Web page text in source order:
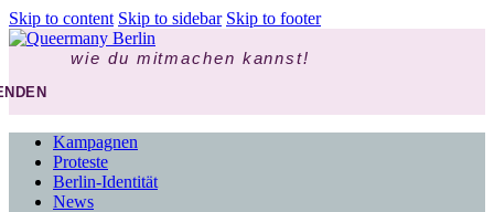
Skip to content Skip to sidebar Skip to footer
wie du mitmachen kannst!
Kampagnen
Proteste
Berlin-Identität
News